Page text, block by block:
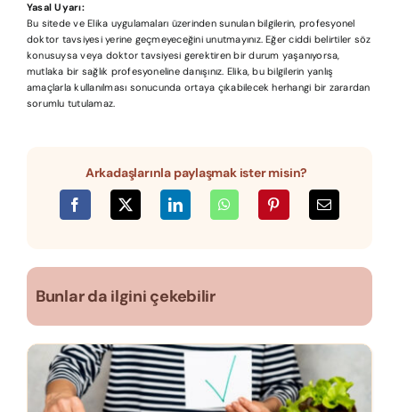
Yasal Uyarı:
Bu sitede ve Elika uygulamaları üzerinden sunulan bilgilerin, profesyonel
doktor tavsiyesi yerine geçmeyeceğini unutmayınız. Eğer ciddi belirtiler söz
konusuysa veya doktor tavsiyesi gerektiren bir durum yaşanıyorsa,
mutlaka bir sağlık profesyoneline danışınız. Elika, bu bilgilerin yanlış
amaçlarla kullanılması sonucunda ortaya çıkabilecek herhangi bir zarardan
sorumlu tutulamaz.
Arkadaşlarınla paylaşmak ister misin?
Bunlar da ilgini çekebilir